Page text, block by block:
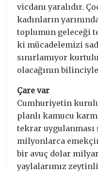
vicdanı yaralıdır.
kadınların
toplumun geleceği
ki mücadelemizi
sınırlamıyor
olacağının
Çare var
Cumhuriyetin
planlı kamucu
tekrar uygulanması
milyonlarca
bir avuç dolar
yaylalarımız